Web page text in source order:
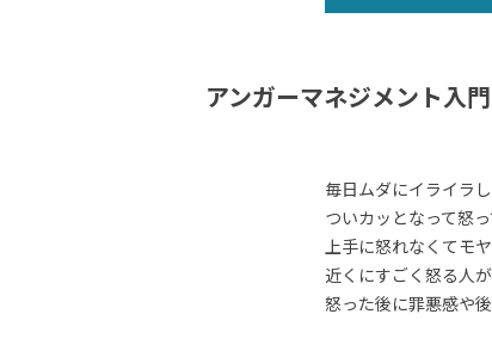
アンガーマネジメント入
毎日ムダにイライラ
ついカッとなって怒
上手に怒れなくてモ
近くにすごく怒る人
怒った後に罪悪感や